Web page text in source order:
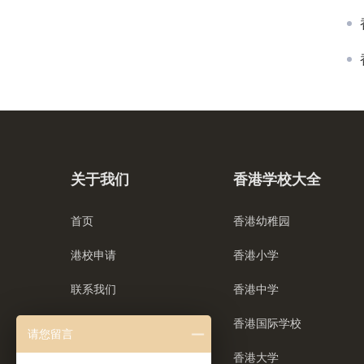
关于我们
首页
港校申请
联系我们
香港学校大全
香港幼稚园
香港小学
香港中学
香港国际学校
香港大学
请您留言